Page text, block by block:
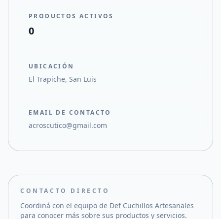
PRODUCTOS ACTIVOS
0
UBICACIÓN
El Trapiche, San Luis
EMAIL DE CONTACTO
acroscutico@gmail.com
CONTACTO DIRECTO
Coordiná con el equipo de Def Cuchillos Artesanales
para conocer más sobre sus productos y servicios.